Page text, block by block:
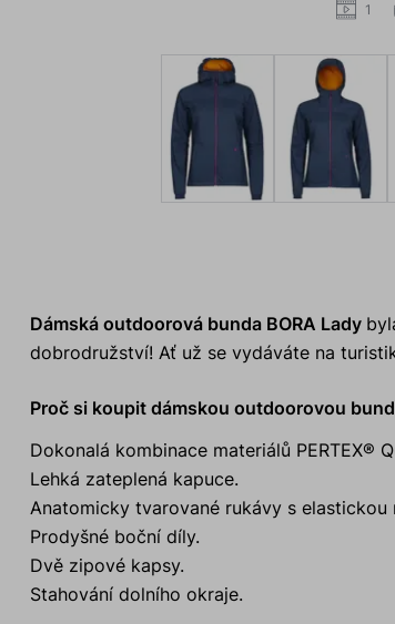
1
Dámská outdoorová bunda BORA Lady
dobrodružství! Ať už se vydáváte na
Proč si koupit dámskou outdoorovou
Dokonalá kombinace materiálů PERTEX®
Lehká zateplená kapuce.
Anatomicky tvarované rukávy s elastickou
Prodyšné boční díly.
Dvě zipové kapsy.
Stahování dolního okraje.